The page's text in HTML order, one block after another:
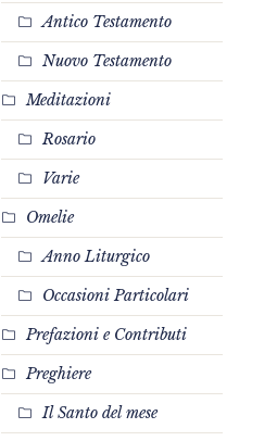
Antico Testamento
Nuovo Testamento
Meditazioni
Rosario
Varie
Omelie
Anno Liturgico
Occasioni Particolari
Prefazioni e Contributi
Preghiere
Il Santo del mese